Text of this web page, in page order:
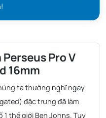
Pro V
16mm
ta thường nghĩ ngay
đặc trưng đã làm
thế giới Ben Johns. Tuy